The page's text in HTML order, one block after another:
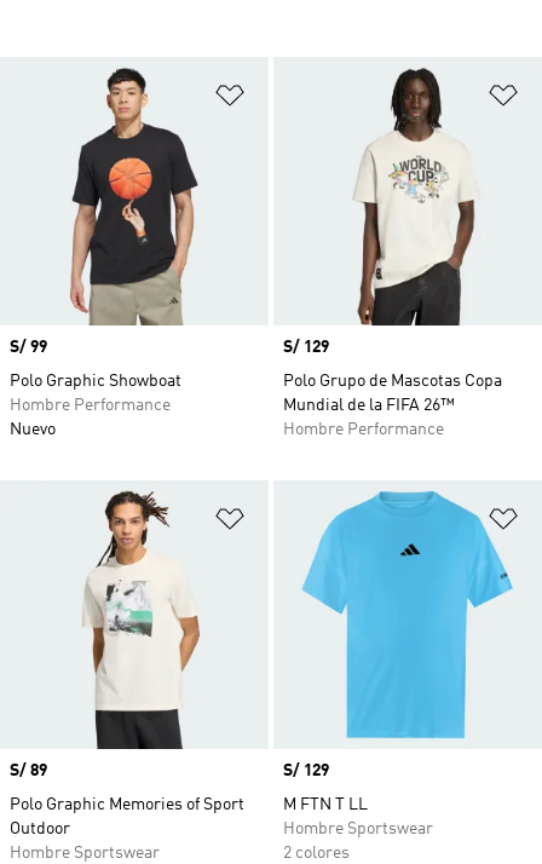
Añadir a la lista de deseos
Precio
S/ 99
Polo Graphic Showboat
Hombre Performance
Nuevo
Precio
S/ 129
Polo Grupo de Mascotas Copa
Mundial de la FIFA 26™
Hombre Performance
Añadir a la lista de deseos
Precio
S/ 89
Polo Graphic Memories of Sport
Outdoor
Hombre Sportswear
Precio
S/ 129
M FTN T LL
Hombre Sportswear
2 colores